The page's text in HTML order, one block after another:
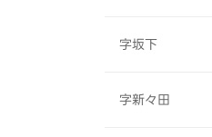
字坂下
字新々田